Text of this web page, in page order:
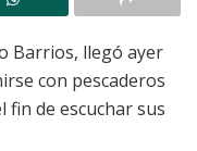
Barrios, llegó ayer
con pescaderos
fin de escuchar sus